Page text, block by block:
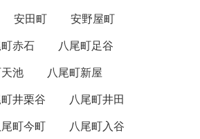
安田町
安野屋町
赤石
八尾町足谷
池
八尾町新屋
井栗谷
八尾町井田
町今町
八尾町入谷